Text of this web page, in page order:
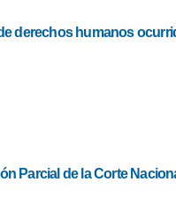
derechos humanos
Parcial de la Corte